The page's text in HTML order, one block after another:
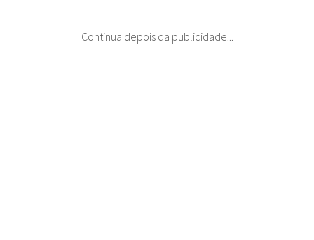
Continua depois da publicidade...